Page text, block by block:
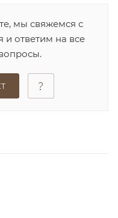
мы свяжемся с
ответим на все